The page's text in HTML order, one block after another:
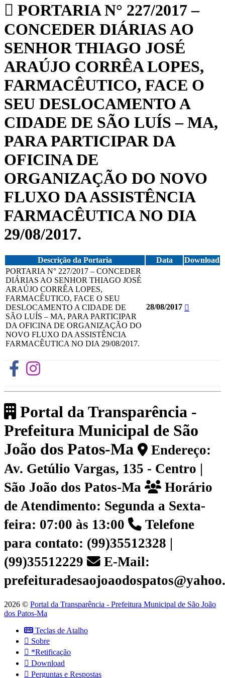
PORTARIA N° 227/2017 –
CONCEDER DIÁRIAS AO
SENHOR THIAGO JOSÉ
ARAÚJO CORRÊA LOPES,
FARMACÊUTICO, FACE O
SEU DESLOCAMENTO A
CIDADE DE SÃO LUÍS – MA,
PARA PARTICIPAR DA
OFICINA DE
ORGANIZAÇÃO DO NOVO
FLUXO DA ASSISTÊNCIA
FARMACÊUTICA NO DIA
29/08/2017.
Descrição da Portaria Data
Download
PORTARIA N° 227/2017 – CONCEDER
DIÁRIAS AO SENHOR THIAGO JOSÉ
ARAÚJO CORRÊA LOPES,
FARMACÊUTICO, FACE O SEU
DESLOCAMENTO A CIDADE DE
SÃO LUÍS – MA, PARA PARTICIPAR
DA OFICINA DE ORGANIZAÇÃO DO
NOVO FLUXO DA ASSISTÊNCIA
FARMACÊUTICA NO DIA 29/08/2017.
28/08/2017
Portal da Transparência -
Prefeitura Municipal de São
João dos Patos-Ma
Endereço:
Av. Getúlio Vargas, 135 - Centro |
São João dos Patos-Ma
Horário
de Atendimento: Segunda a Sexta-
feira: 07:00 às 13:00
Telefone
para contato: (99)35512328 |
(99)35512229
E-Mail:
2026 © Portal da Transparência - Prefeitura Municipal de São João
dos Patos-Ma
Teclas de Atalho
Sobre
*Retificação
Download
Perguntas e Respostas